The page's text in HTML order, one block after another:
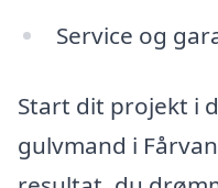
Service og
Start dit projekt i
gulvmand i